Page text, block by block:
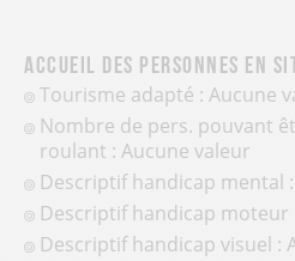
Accueil des personnes en
Tourisme adapté : Aucune
Nombre de pers. pouvant
roulant : Aucune valeur
Descriptif handicap mental
Descriptif handicap moteur
Descriptif handicap visuel :